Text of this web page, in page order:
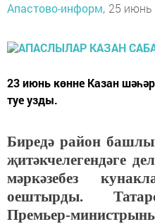
Апастово-информ, 25 июнь
23 июнь көнне Казан
туе узды.
Биредә район
җитәкчелегендәге
мәркәзебез
оештырды.
Премьер-